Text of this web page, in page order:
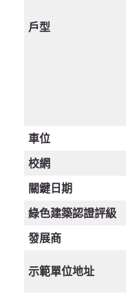
戶型
車位
校網
關鍵日期
綠色建築認證評級
發展商
示範單位地址